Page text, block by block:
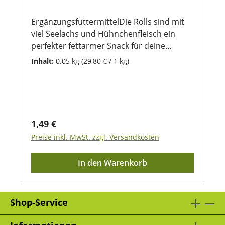
ErgänzungsfuttermittelDie Rolls sind mit
viel Seelachs und Hühnchenfleisch ein
perfekter fettarmer Snack für deine
Katze. Zusammensetzung: 65% Hühnchen;
28% FeuchtegehaltLagerung: Damit unsere
Produkte auch nach dem Kauf noch lange
haltbar bleiben, ist eine trockene und
luftdichte Aufbewahrung wichtig. Ebenso
sollten sie vor direkter
Sonneneinstrahlung geschützt werden,
damit die wertvollen Inhaltsstoffe lange
erhalten bleiben.
Inhalt: 0.05 kg (29,80 € / 1 kg)
Regulärer Preis:
1,49 €
Preise inkl. MwSt. zzgl. Versandkosten
In den Warenkorb
Shop-Service